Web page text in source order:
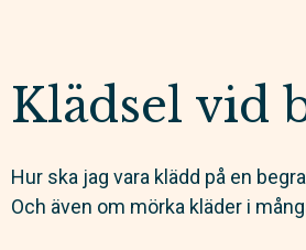
Klädsel vid
Hur ska jag vara klädd på en
Och även om mörka kläder i